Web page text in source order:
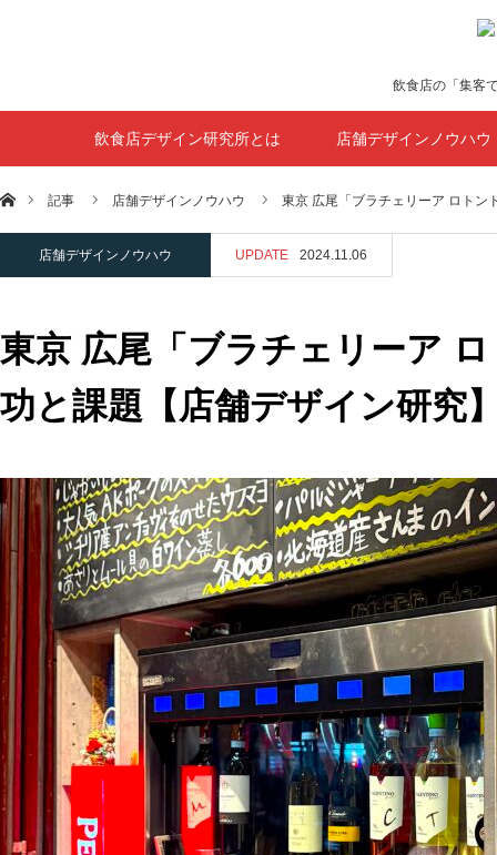
飲食店の「集客
飲食店デザイン研究所とは 店舗デザインノウハウ
ホーム記事 店舗デザインノウハウ 東京 広尾「ブラチェリーア ロト
店舗デザインノウハウ UPDATE 2024.11.06
東京 広尾「ブラチェリーア
功と課題【店舗デザイン研究